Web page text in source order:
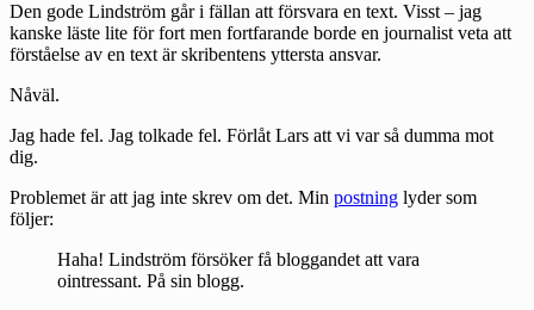
Den gode Lindström går i fällan att försvara en text. Visst – jag
kanske läste lite för fort men fortfarande borde en journalist veta att
förståelse av en text ärskribentens yttersta ansvar.
Nåväl.
Jag hade fel. Jag tolkade fel. Förlåt Lars att vi var så dumma mot
dig.
Problemet är att jag inte skrev om det. Min postning lyder som
följer:
Haha! Lindström försöker få bloggandet att vara
ointressant. På sin blogg.